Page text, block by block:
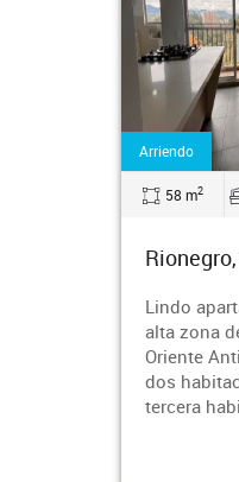
Arriendo
137 m2
SE
EN EL
las zonas
Ubicado